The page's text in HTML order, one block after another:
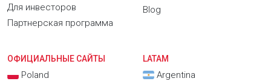
Для инвесторов
Партнерская программа
Blog
ОФИЦИАЛЬНЫЕ САЙТЫ
Poland
LATAM
Argentina